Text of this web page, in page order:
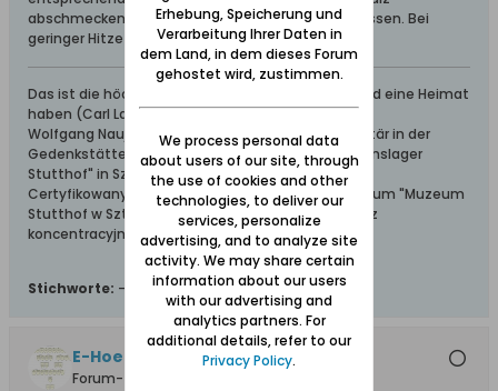
abschmecken und ein viertel Liter Sahne dazu giessen. Bei
geringer Hitze garen.
Das ist die höchste aller Gaben: Geborgen sein und eine Heimat
haben (Carl Lange)
Wolfgang Naujocks: Zertifizierter Führer und Volontär in der
Gedenkstätte/Museum "Deutsches Konzentrationslager
Stutthof" in Sztutowo
Certyfikowany przewodnik i wolontariusz po muzeum "Muzeum
Stutthof w Sztutowie - Niemiecki nazistowski obóz
koncentracyjny i zagłady"
Stichworte: -
E-Hoefler
Forum-Teilnehmer
Erhebung, Speicherung und
Verarbeitung Ihrer Daten in
dem Land, in dem dieses Forum
gehostet wird, zustimmen.
We process personal data
about users of our site, through
the use of cookies and other
technologies, to deliver our
services, personalize
advertising, and to analyze site
activity. We may share certain
information about our users
with our advertising and
analytics partners. For
additional details, refer to our
Privacy Policy.